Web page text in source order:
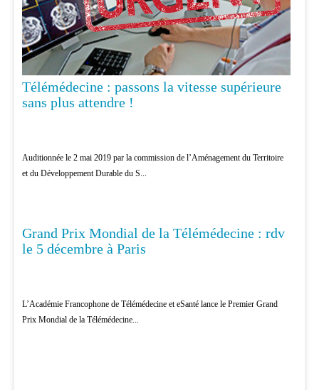
Télémédecine : passons la vitesse supérieure
sans plus attendre !
Auditionnée le 2 mai 2019 par la commission de l’Aménagement du Territoire
et du Développement Durable du S...
TÉLÉMÉDECINE
Grand Prix Mondial de la Télémédecine : rdv
le 5 décembre à Paris
L’Académie Francophone de Télémédecine et eSanté lance le Premier Grand
Prix Mondial de la Télémédecine...